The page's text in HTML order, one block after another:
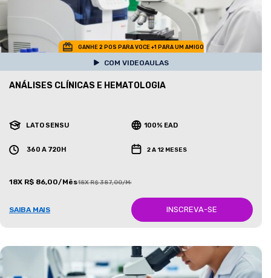
GANHE 2 POS PARA VOCE +1 PARA UM AMIGO
COM VIDEOAULAS
ANÁLISES CLÍNICAS E HEMATOLOGIA
LATO SENSU 100% EAD
360 A 720H 2 A 12 MESES
18X R$ 86,00/Mês18X R$ 387,00/Mês
SAIBA MAIS INSCREVA-SE